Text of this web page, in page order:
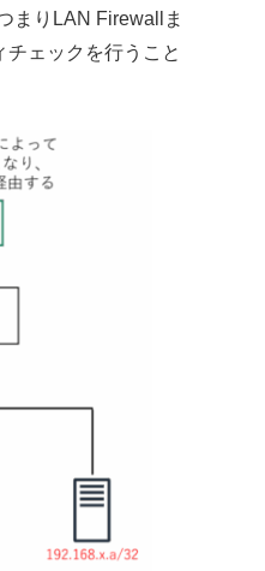
まりLAN Firewallま
ェックを行うこと